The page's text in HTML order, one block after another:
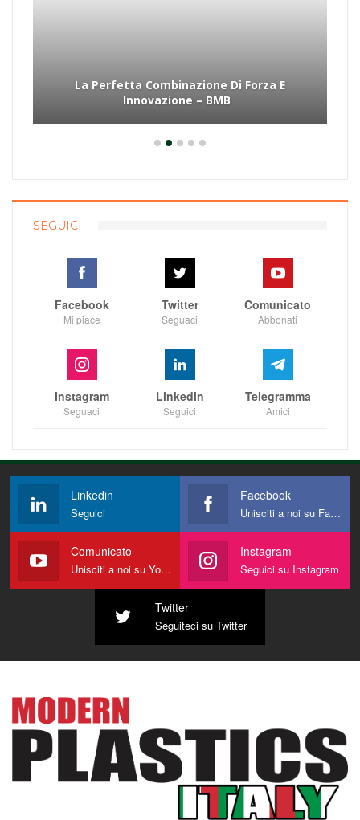
La Perfetta Combinazione Di Forza E
Innovazione – BMB
SEGUICI
Facebook
Mi piace
Twitter
Seguaci
Comunicato
Abbonati
Instagram
Seguaci
Linkedin
Seguici
Telegramma
Amici
Linkedin
Seguici
Facebook
Unisciti a noi su Facebook
Comunicato
Unisciti a noi su YouTube
Instagram
Seguici su Instagram
Twitter
Seguiteci su Twitter